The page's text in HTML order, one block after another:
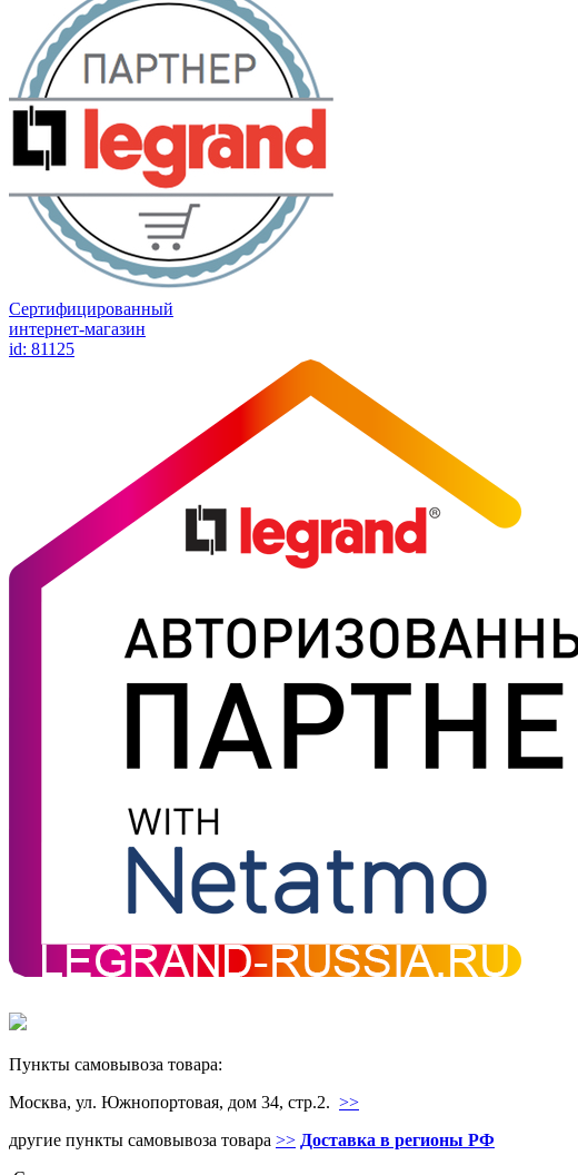
Сертифицированный
интернет-магазин
id: 81125
Пункты самовывоза товара:
Москва, ул. Южнопортовая, дом 34, стр.2. >>
другие пункты самовывоза товара >> Доставка в регионы РФ